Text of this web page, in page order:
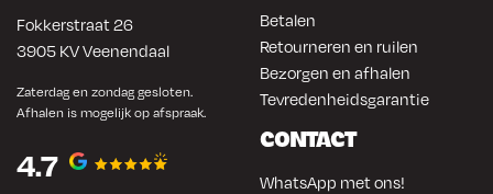
Fokkerstraat 26
3905 KV Veenendaal
Zaterdag en zondag gesloten.
Afhalen is mogelijk op afspraak.
4.7
Betalen
Retourneren en ruilen
Bezorgen en afhalen
Tevredenheidsgarantie
CONTACT
WhatsApp met ons!